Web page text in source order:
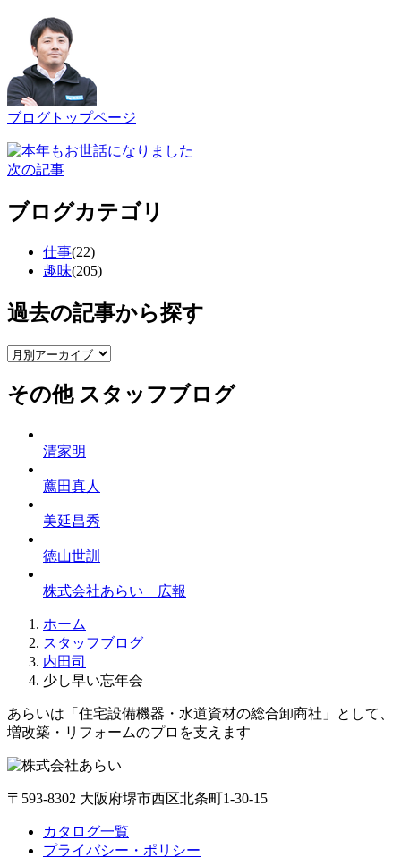
ブログトップページ
次の記事
ブログカテゴリ
仕事(22)
趣味(205)
過去の記事から探す
その他 スタッフブログ
清家明
薦田真人
美延昌秀
徳山世訓
株式会社あらい 広報
ホーム
スタッフブログ
内田司
少し早い忘年会
あらいは「住宅設備機器・水道資材の総合卸商社」として、
増改築・リフォームのプロを支えます
〒593-8302 大阪府堺市西区北条町1-30-15
カタログ一覧
プライバシー・ポリシー